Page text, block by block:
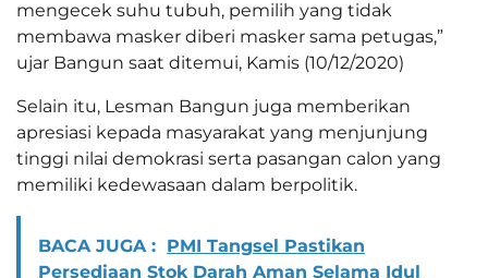
mengecek suhu tubuh, pemilih yang tidak
membawa masker diberi masker sama petugas,”
ujar Bangun saat ditemui, Kamis (10/12/2020)
Selain itu, Lesman Bangun juga memberikan
apresiasi kepada masyarakat yang menjunjung
tinggi nilai demokrasi serta pasangan calon yang
memiliki kedewasaan dalam berpolitik.
BACA JUGA : PMI Tangsel Pastikan
Persediaan Stok Darah Aman Selama Idul